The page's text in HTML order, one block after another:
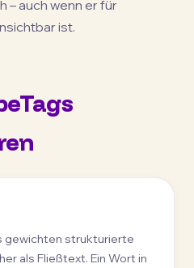
– auch wenn er für
ist.
gewichten strukturierte
als Fließtext. Ein Wort in